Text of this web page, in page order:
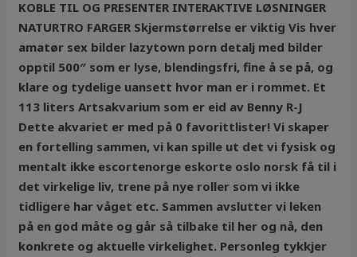
KOBLE TIL OG PRESENTER INTERAKTIVE LØSNINGER
NATURTRO FARGER Skjermstørrelse er viktig Vis hver
amatør sex bilder lazytown porn detalj med bilder
opptil 500″ som er lyse, blendingsfri, fine å se på, og
klare og tydelige uansett hvor man er i rommet. Et
113 liters Artsakvarium som er eid av Benny R-J
Dette akvariet er med på 0 favorittlister! Vi skaper
en fortelling sammen, vi kan spille ut det vi fysisk og
mentalt ikke escortenorge eskorte oslo norsk få til i
det virkelige liv, trene på nye roller som vi ikke
tidligere har våget etc. Sammen avslutter vi leken
på en god måte og går så tilbake til her og nå, den
konkrete og aktuelle virkelighet. Personleg tykkjer